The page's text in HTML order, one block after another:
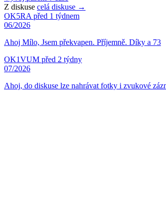
Z diskuse celá diskuse →
OK5RA před 1 týdnem
06/2026
Ahoj Mílo, Jsem překvapen. Příjemně. Díky a 73
OK1VUM před 2 týdny
07/2026
Ahoj, do diskuse lze nahrávat fotky i zvukové